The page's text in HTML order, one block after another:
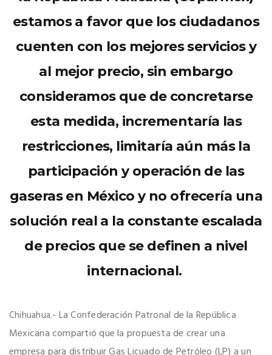
estamos a favor que los ciudadanos
cuenten con los mejores servicios y
al mejor precio, sin embargo
consideramos que de concretarse
esta medida, incrementaría las
restricciones, limitaría aún más la
participación y operación de las
gaseras en México y no ofrecería una
solución real a la constante escalada
de precios que se definen a nivel
internacional.
Chihuahua.- La Confederación Patronal de la República
Mexicana compartió que la propuesta de crear una